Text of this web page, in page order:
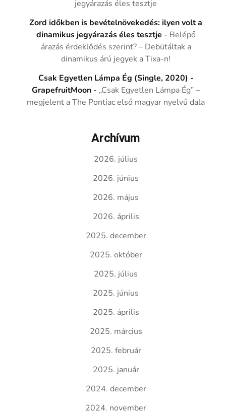
jegyárazás éles tesztje
Zord időkben is bevételnövekedés: ilyen volt a
dinamikus jegyárazás éles tesztje - Belépő
árazás érdeklődés szerint? – Debütáltak a
dinamikus árú jegyek a Tixa-n!
Csak Egyetlen Lámpa Ég (Single, 2020) -
GrapefruitMoon - „Csak Egyetlen Lámpa Ég” –
megjelent a The Pontiac első magyar nyelvű dala
Archívum
2026. július
2026. június
2026. május
2026. április
2025. december
2025. október
2025. július
2025. június
2025. április
2025. március
2025. február
2025. január
2024. december
2024. november